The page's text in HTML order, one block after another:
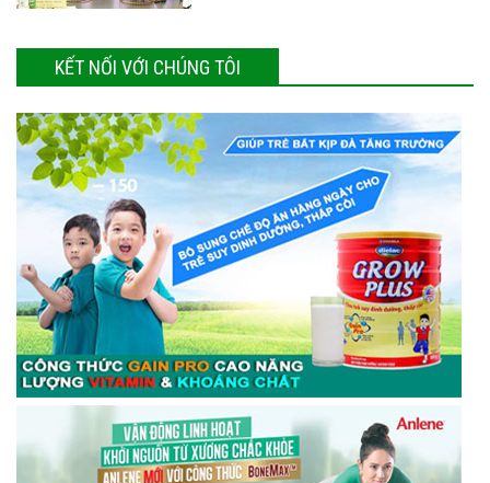
KẾT NỐI VỚI CHÚNG TÔI